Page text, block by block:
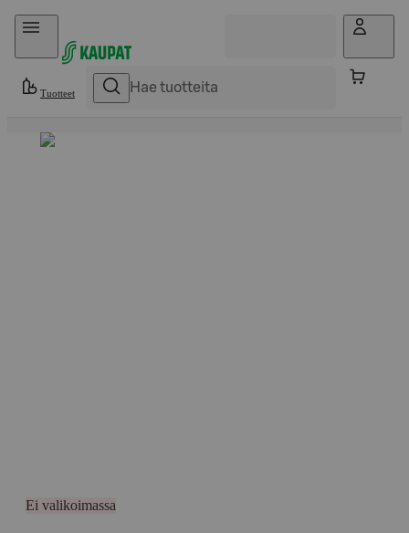
Hyppää sisältöön
Tuotteet
Ei valikoimassa